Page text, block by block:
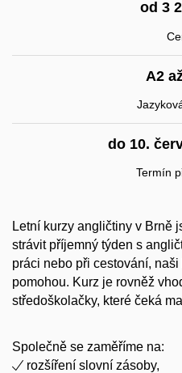
od 3
A2
do 10.
Termín
Letní kurzy angličtiny v Brně
strávit příjemný týden s
práci nebo při cestování,
pomohou. Kurz je rovněž
středoškolačky, které čeká
Společně se zaměříme na:
rozšíření slovní zásoby,